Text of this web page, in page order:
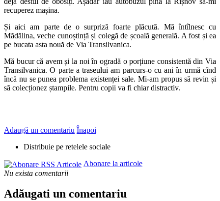
recuperez mașina.
Și aici am parte de o surpriză foarte plăcută. Mă întîlnesc cu
Mădălina, veche cunoștință și colegă de școală generală. A fost și ea
pe bucata asta nouă de Via Transilvanica.
Mă bucur că avem și la noi în ogradă o porțiune consistentă din Via
Transilvanica. O parte a traseului am parcurs-o cu ani în urmă cînd
încă nu se punea problema existenței sale. Mi-am propus să revin și
să colecționez ștampile. Pentru copii va fi chiar distractiv.
Adaugă un comentariu Înapoi
Distribuie pe retelele sociale
Abonare la articole
Nu exista comentarii
Adăugati un comentariu